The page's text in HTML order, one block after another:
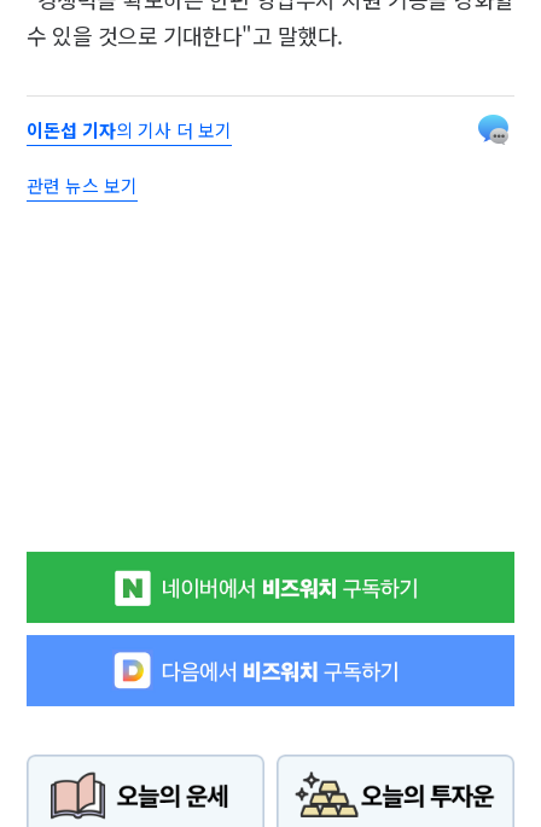
수 있을 것으로 기대한다"고 말했다.
이돈섭 기자의 기사 더 보기
관련 뉴스 보기